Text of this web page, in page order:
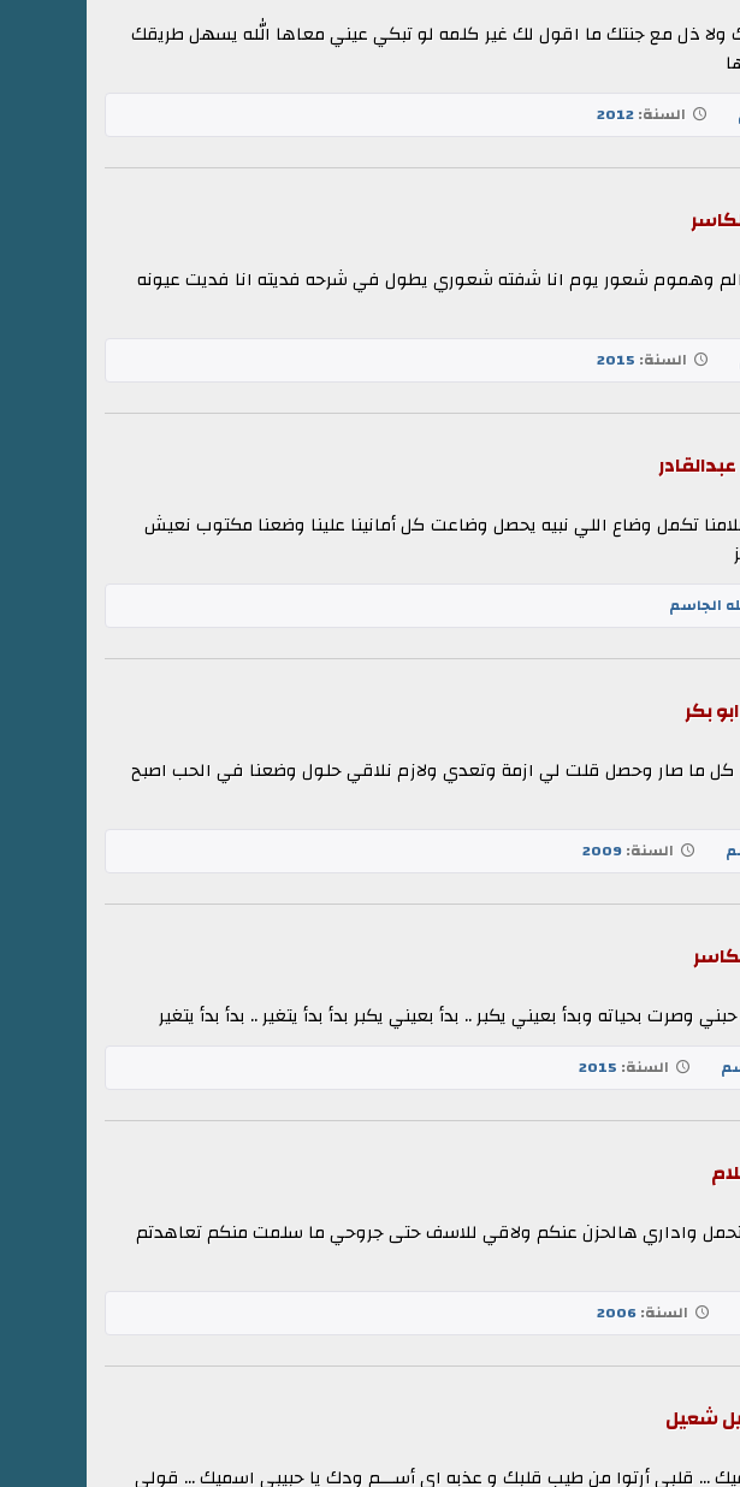
ولا ذل مع جنتك ما اقول لك غير كلمه لو تبكي عيني معاها الله يسهل طريقك
السنة:2012
الم وهموم شعور يوم انا شفته شعوري يطول في شرحه فديته انا فديت عيونه
السنة: 2015
تكمل وضاع اللي نبيه يحصل وضاعت كل أمانينا علينا وضعنا مكتوب نعيش
الجاسم
بكر
ما صار وحصل قلت لي ازمة وتعدي ولازم نلاقي حلول وضعنا في الحب اصبح
السنة:2009
وصرت بحياته وبدأ بعيني يكبر .. بدأ بعيني يكبر بدأ بدأ يتغير .. بدأ بدأ يتغير
السنة: 2015
واداري هالحزن عنكم ولاقي للاسف حتى جروحي ما سلمت منكم تعاهدتم
السنة:2006
شعيل
... قلبي أرتوا من طيب قلبك و عذبه اي أســـم ودك يا حبيبي اسميك ... قولي